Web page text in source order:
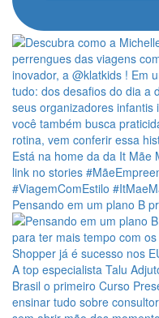
Pensando em um plano B